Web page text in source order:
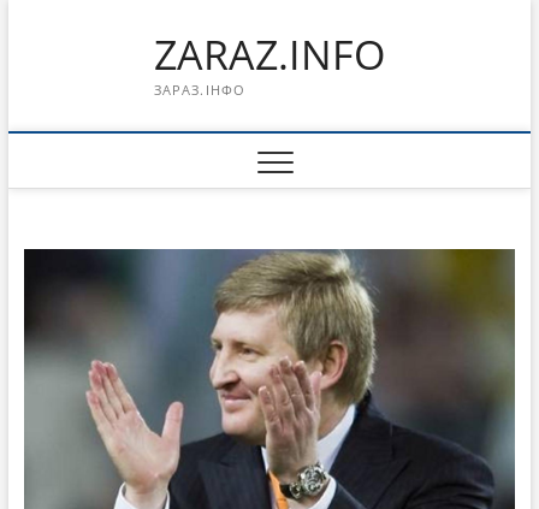
ZARAZ.INFO
ЗАРАЗ.ІНФО